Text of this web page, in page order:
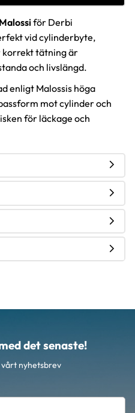
för Derbi
vid cylinderbyte,
korrekt tätning är
och livslängd.
enligt Malossis höga
mot cylinder och
för läckage och
det senaste!
vårt nyhetsbrev